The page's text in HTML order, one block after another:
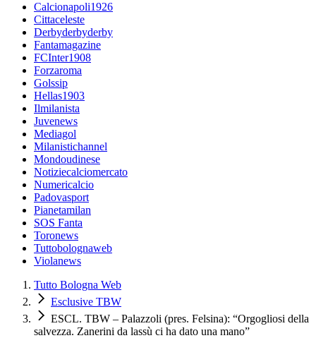
Calcionapoli1926
Cittaceleste
Derbyderbyderby
Fantamagazine
FCInter1908
Forzaroma
Golssip
Hellas1903
Ilmilanista
Juvenews
Mediagol
Milanistichannel
Mondoudinese
Notiziecalciomercato
Numericalcio
Padovasport
Pianetamilan
SOS Fanta
Toronews
Tuttobolognaweb
Violanews
Tutto Bologna Web
Esclusive TBW
ESCL. TBW – Palazzoli (pres. Felsina): “Orgogliosi della
salvezza. Zanerini da lassù ci ha dato una mano”